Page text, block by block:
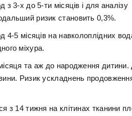
з 3-х до 5-ти місяців і для аналізу
ризик становить 0,3%.
4-5 місяців на навколоплідних
міхура.
та аж до народження дитини.
Ризик ускладнень
з 14 тижня на клітинах тканини